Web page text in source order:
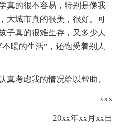
真的很不容易，特别是像我
大城市真的很美，很好。可
子真的很难生存，又多少人
暖的生活”，还饱受着别人
真考虑我的情况给以帮助。
xxx
20xx年xx月xx日